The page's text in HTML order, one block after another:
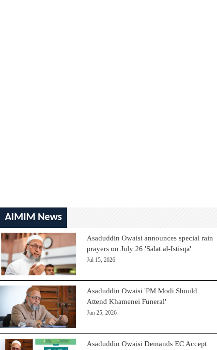
AIMIM News
Asaduddin Owaisi announces special rain
prayers on July 26 'Salat al-Istisqa'
Jul 15, 2026
Asaduddin Owaisi 'PM Modi Should
Attend Khamenei Funeral'
Jun 25, 2026
Asaduddin Owaisi Demands EC Accept